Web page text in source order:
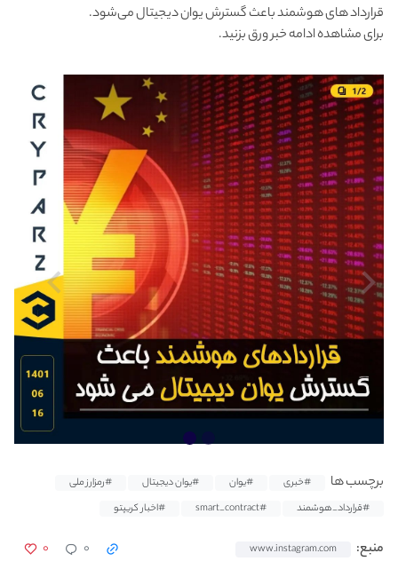
قرارداد های هوشمند باعث گسترش یوان دیجیتال می‌شود.
برای مشاهده ادامه خبر ورق بزنید.
برچسب ها #خبری #یوان #یوان دیجیتال
#رمزارز ملی
#قرارداد_هوشمند
#smart_contract #اخبار کریپتو
منبع: www.instagram.com ۰ ۰